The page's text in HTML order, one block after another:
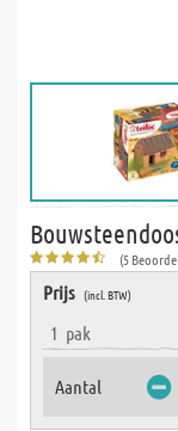
(5
Prijs (incl. BTW)
1 pak
Aantal